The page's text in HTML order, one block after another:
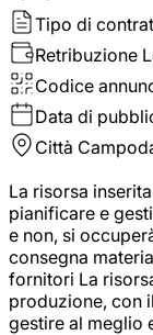
Tipo di
Retribuzione
Codice
Data di
Città
La risorsa
pianificare e
e non, si
consegna
fornitori La
produzione, con
gestire al meglio